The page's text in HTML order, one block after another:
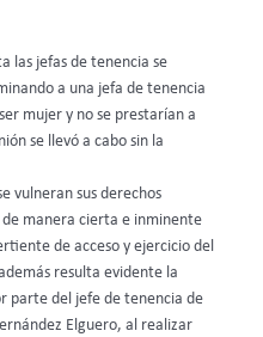
las jefas de tenencia se
a una jefa de tenencia
mujer y no se prestarían a
se llevó a cabo sin la
vulneran sus derechos
manera cierta e inminente
de acceso y ejercicio del
resulta evidente la
parte del jefe de tenencia de
Elguero, al realizar